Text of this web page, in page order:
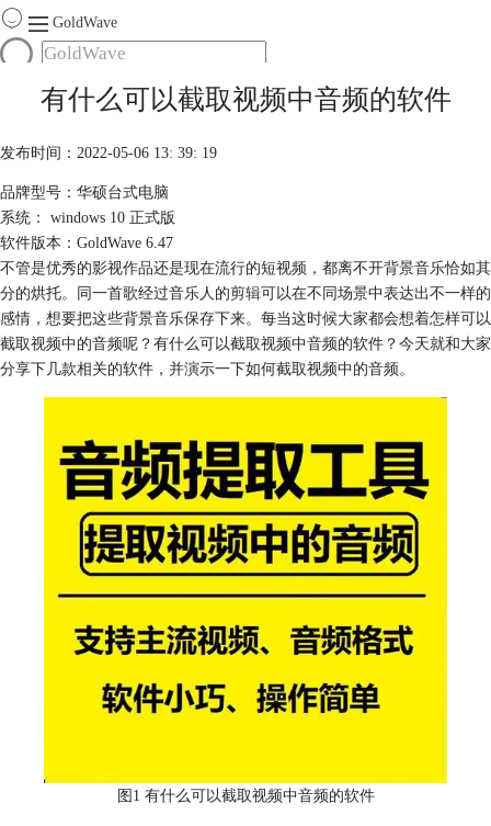
GoldWave
购买
有什么可以截取视频中音频的软件
发布时间：2022-05-06 13: 39: 19
品牌型号：华硕台式电脑
系统： windows 10 正式版
软件版本：GoldWave 6.47
不管是优秀的影视作品还是现在流行的短视频，都离不开背景音乐恰如其
分的烘托。同一首歌经过音乐人的剪辑可以在不同场景中表达出不一样的
感情，想要把这些背景音乐保存下来。每当这时候大家都会想着怎样可以
截取视频中的音频呢？有什么可以截取视频中音频的软件？今天就和大家
分享下几款相关的软件，并演示一下如何截取视频中的音频。
图1 有什么可以截取视频中音频的软件